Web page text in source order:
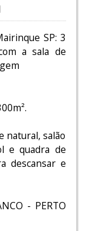
SP: 3
a sala de
natural, salão
e quadra de
descansar e
- PERTO